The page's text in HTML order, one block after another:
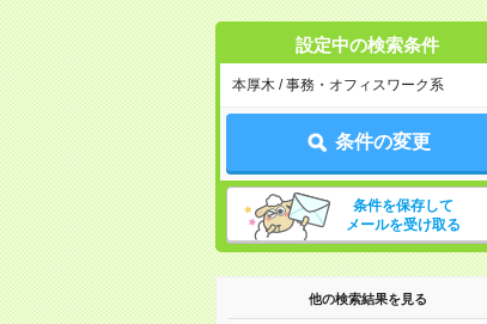
設定中の検索条件
本厚木 / 事務・オフィスワーク系
条件の変更
条件を保存して
メールを受け取る
他の検索結果を見る